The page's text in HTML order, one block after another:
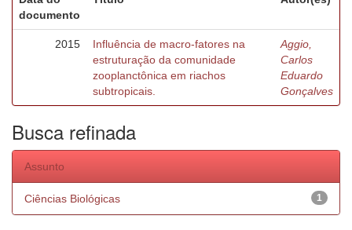
documento
2015
Influência de macro-fatores na
estruturação da comunidade
zooplanctônica em riachos
subtropicais.
Aggio,
Carlos
Eduardo
Gonçalves
Busca refinada
Assunto
1
Ciências Biológicas